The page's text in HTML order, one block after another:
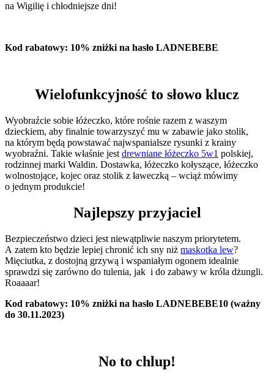
na Wigilię i chłodniejsze dni!
Kod rabatowy: 10% zniżki na hasło LADNEBEBE
Wielofunkcyjność to słowo klucz
Wyobraźcie sobie łóżeczko, które rośnie razem z waszym
dzieckiem, aby finalnie towarzyszyć mu w zabawie jako stolik,
na którym będą powstawać najwspanialsze rysunki z krainy
wyobraźni. Takie właśnie jest drewniane łóżeczko 5w1 polskiej,
rodzinnej marki Waldin. Dostawka, łóżeczko kołyszące, łóżeczko
wolnostojące, kojec oraz stolik z ławeczką – wciąż mówimy
o jednym produkcie!
Najlepszy przyjaciel
Bezpieczeństwo dzieci jest niewątpliwie naszym priorytetem.
A zatem kto będzie lepiej chronić ich sny niż maskotka lew?
Mięciutka, z dostojną grzywą i wspaniałym ogonem idealnie
sprawdzi się zarówno do tulenia, jak i do zabawy w króla dżungli.
Roaaaar!
Kod rabatowy: 10% zniżki na hasło LADNEBEBE10 (ważny
do 30.11.2023)
No to chlup!